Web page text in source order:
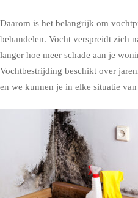
Daarom is het belangrijk om
behandelen. Vocht verspreidt zich
langer hoe meer schade aan je
Vochtbestrijding beschikt over
en we kunnen je in elke situatie